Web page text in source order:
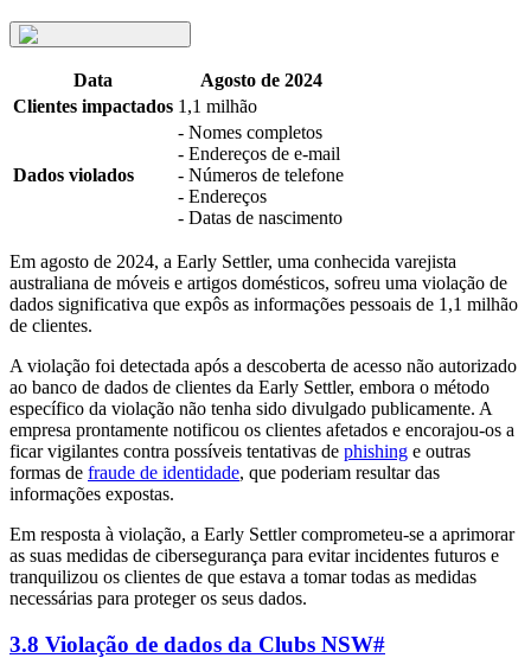
Data
Agosto de 2024
Clientes impactados 1,1 milhão
Dados violados
- Nomes completos
- Endereços de e-mail
- Números de telefone
- Endereços
- Datas de nascimento
Em agosto de 2024, a Early Settler, uma conhecida varejista
australiana de móveis e artigos domésticos, sofreu uma violação de
dados significativa que expôs as informações pessoais de 1,1 milhão
de clientes.
A violação foi detectada após a descoberta de acesso não autorizado
ao banco de dados de clientes da Early Settler, embora o método
específico da violação não tenha sido divulgado publicamente. A
empresa prontamente notificou os clientes afetados e encorajou-os a
ficar vigilantes contra possíveis tentativas de phishing e outras
formas de fraude de identidade, que poderiam resultar das
informações expostas.
Em resposta à violação, a Early Settler comprometeu-se a aprimorar
as suas medidas de cibersegurança para evitar incidentes futuros e
tranquilizou os clientes de que estava a tomar todas as medidas
necessárias para proteger os seus dados.
3.8 Violação de dados da Clubs NSW#